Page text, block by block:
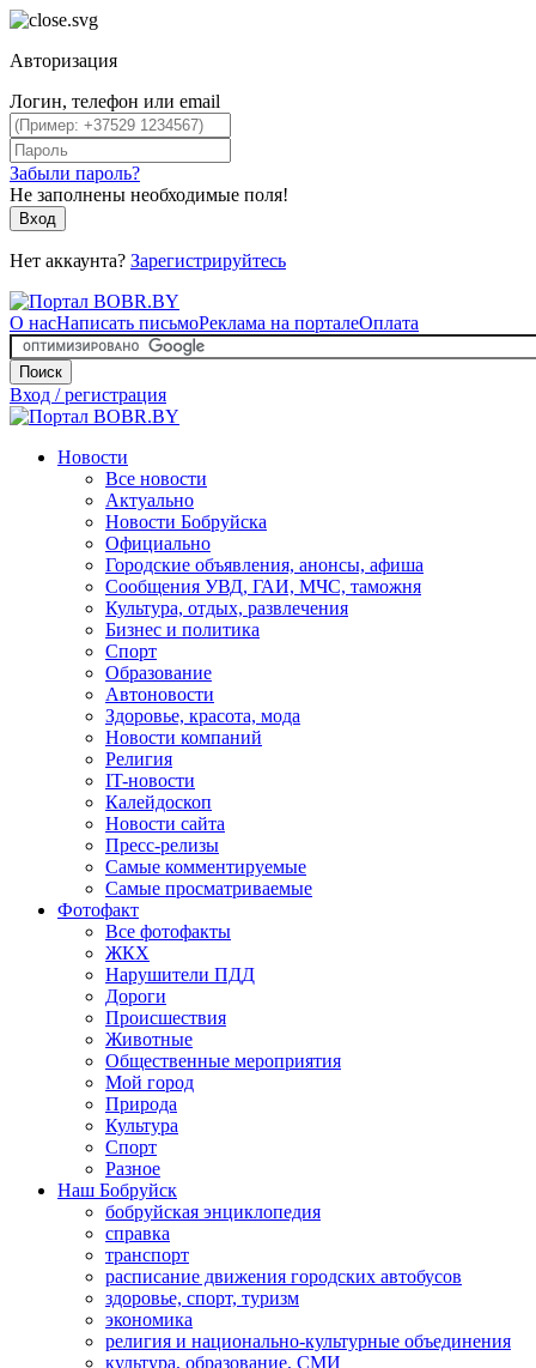
Авторизация
Логин, телефон или email
Забыли пароль?
Не заполнены необходимые поля!
Вход
Нет аккаунта? Зарегистрируйтесь
О насНаписать письмоРеклама на порталеОплата
Поиск
Вход / регистрация
Новости
Все новости
Актуально
Новости Бобруйска
Официально
Городские объявления, анонсы, афиша
Сообщения УВД, ГАИ, МЧС, таможня
Культура, отдых, развлечения
Бизнес и политика
Спорт
Образование
Автоновости
Здоровье, красота, мода
Новости компаний
Религия
IT-новости
Калейдоскоп
Новости сайта
Пресс-релизы
Самые комментируемые
Самые просматриваемые
Фотофакт
Все фотофакты
ЖКХ
Нарушители ПДД
Дороги
Происшествия
Животные
Общественные мероприятия
Мой город
Природа
Культура
Спорт
Разное
Наш Бобруйск
бобруйская энциклопедия
справка
транспорт
расписание движения городских автобусов
здоровье, спорт, туризм
экономика
религия и национально-культурные объединения
культура, образование, СМИ